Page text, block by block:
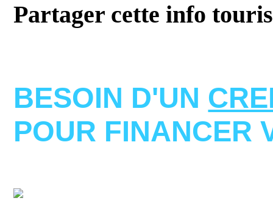
Partager cette info
BESOIN D'UN
POUR FINANCER